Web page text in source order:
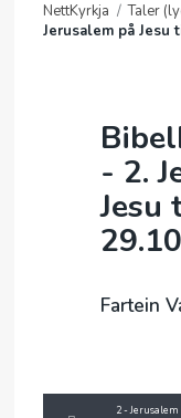
BLI MED
KALENDER
NETTKYRKJA
NettKyrkja / Taler
Jerusalem på Jesu
- 2.
Jesu
Fartein